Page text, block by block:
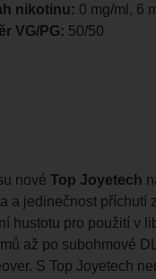
nikotinu: 0 mg/ml, 6
VG/PG: 50/50
nové Top Joyetech
a jedinečnost příchutí
hustotu pro použití v
až po subohmové DL
S Top Joyetech